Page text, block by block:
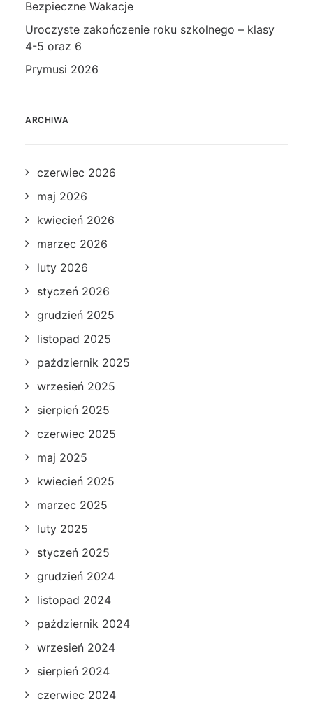
Bezpieczne Wakacje
Uroczyste zakończenie roku szkolnego – klasy
4-5 oraz 6
Prymusi 2026
ARCHIWA
czerwiec 2026
maj 2026
kwiecień 2026
marzec 2026
luty 2026
styczeń 2026
grudzień 2025
listopad 2025
październik 2025
wrzesień 2025
sierpień 2025
czerwiec 2025
maj 2025
kwiecień 2025
marzec 2025
luty 2025
styczeń 2025
grudzień 2024
listopad 2024
październik 2024
wrzesień 2024
sierpień 2024
czerwiec 2024